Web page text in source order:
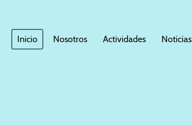
Inicio Nosotros Actividades Noticias